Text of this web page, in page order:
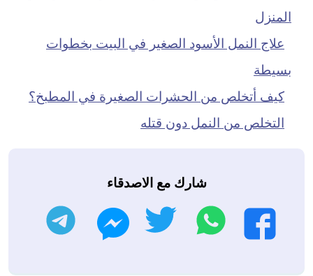
المنزل
علاج النمل الأسود الصغير في البيت بخطوات
بسيطة
كيف أتخلص من الحشرات الصغيرة في المطبخ؟
التخلص من النمل دون قتله
شارك مع الاصدقاء
فيسبوك
واتساب تويتر ماسنجر